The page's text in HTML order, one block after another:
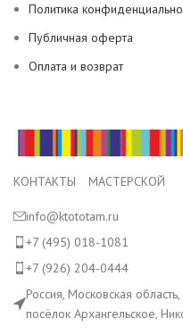
Политика
Публичная оферта
Оплата и возврат
КОНТАКТЫ МАСТЕРСКОЙ
info@ktototam.ru
+7 (495) 018-1081
+7 (926) 204-0444
Россия, Московская
посёлок Архангельское,